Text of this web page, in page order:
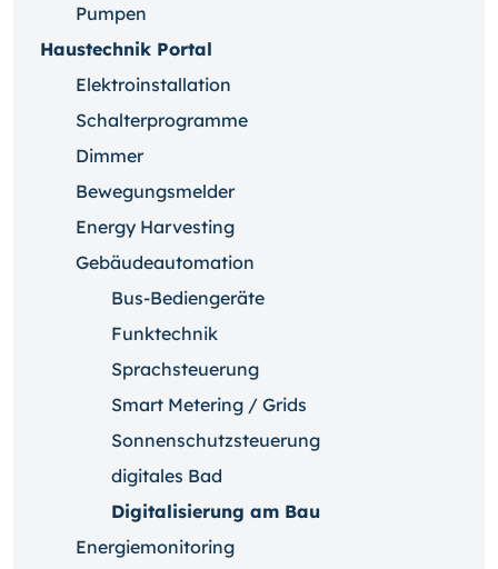
Pumpen
Haustechnik Portal
Elektroinstallation
Schalterprogramme
Dimmer
Bewegungsmelder
Energy Harvesting
Gebäudeautomation
Bus-Bediengeräte
Funktechnik
Sprachsteuerung
Smart Metering / Grids
Sonnenschutzsteuerung
digitales Bad
Digitalisierung am Bau
Energiemonitoring